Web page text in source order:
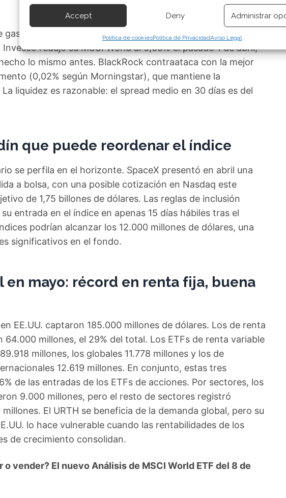
información transmitida de forma automática.
Garantizar la seguridad, evitar y detectar fraudes, y eliminar
fallos, Ofrecer y presentar publicidad y contenido, Guardar y
comunicar las preferencias de privacidad.
Accept Deny Administrar
Política de cookiesPolítica de PrivacidadAviso Legal
gastos corrientes, 19 puntos básicos más que el producto
redujo su MSCI World al 0,05% el pasado 1 de abril;
lo mismo antes. BlackRock contraataca con la mejor
(0,02% según Morningstar), que mantiene la
liquidez es razonable: el spread medio en 30 días es del
que puede reordenar el índice
se perfila en el horizonte. SpaceX presentó en abril una
a bolsa, con una posible cotización en Nasdaq este
de 1,75 billones de dólares. Las reglas de inclusión
entrada en el índice en apenas 15 días hábiles tras el
podrían alcanzar los 12.000 millones de dólares, una
significativos en el fondo.
mayo: récord en renta fija, buena
EE.UU. captaron 185.000 millones de dólares. Los de renta
millones, el 29% del total. Los ETFs de renta variable
millones, los globales 11.778 millones y los de
12.619 millones. En conjunto, estas tres
de las entradas de los ETFs de acciones. Por sectores, los
9.000 millones, pero el resto de sectores registró
El URTH se beneficia de la demanda global, pero su
lo hace vulnerable cuando las rentabilidades de los
de crecimiento consolidan.
o vender? El nuevo Análisis de MSCI World ETF del 8 de